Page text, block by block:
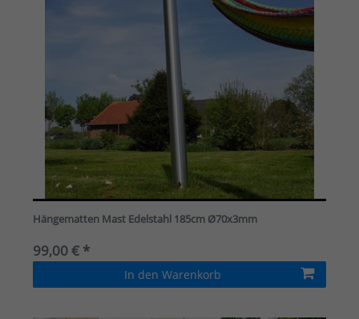
Hängematten Mast Edelstahl 185cm Ø70x3mm
99,00 € *
In den Warenkorb